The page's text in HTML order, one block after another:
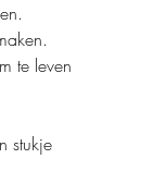
te leven
stukje